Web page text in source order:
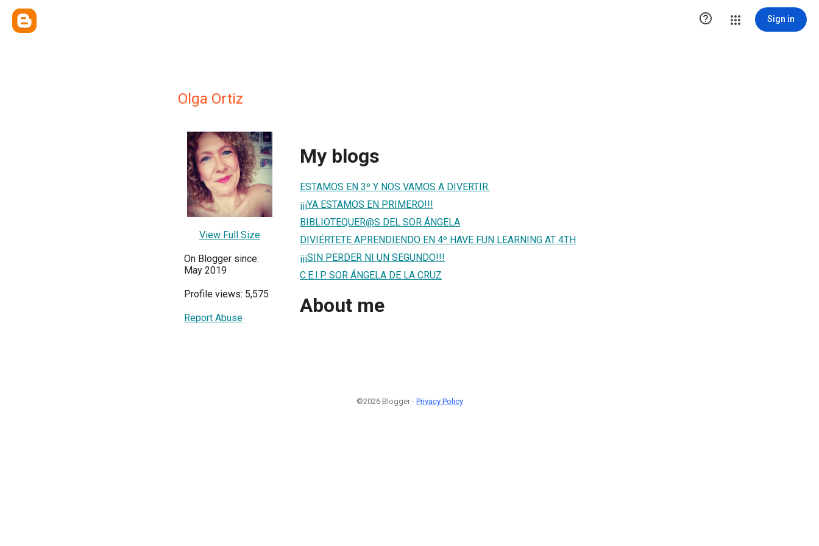
 Sign in
Olga Ortiz
View Full Size
On Blogger since:
May 2019
Profile views: 5,575
Report Abuse
My blogs
ESTAMOS EN 3º Y NOS VAMOS A DIVERTIR.
¡¡¡YA ESTAMOS EN PRIMERO!!!
BIBLIOTEQUER@S DEL SOR ÁNGELA
DIVIÉRTETE APRENDIENDO EN 4º HAVE FUN LEARNING AT 4TH
¡¡¡SIN PERDER NI UN SEGUNDO!!!
C.E.I.P. SOR ÁNGELA DE LA CRUZ
About me
©2026 Blogger - Privacy Policy